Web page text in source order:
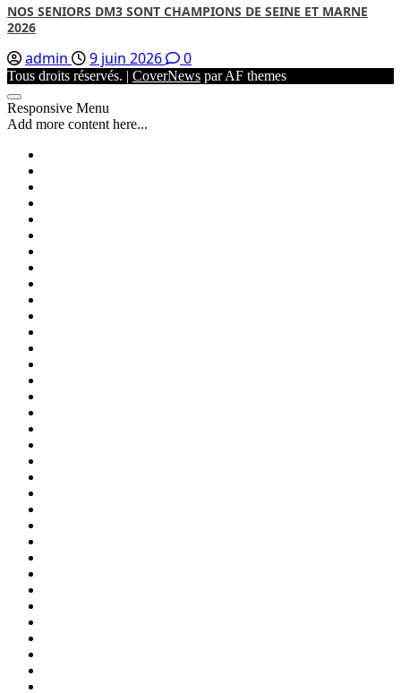
NOS SENIORS DM3 SONT CHAMPIONS DE SEINE ET MARNE
2026
admin 9 juin 2026 0
Tous droits réservés. | CoverNews par AF themes
Responsive Menu
Add more content here...